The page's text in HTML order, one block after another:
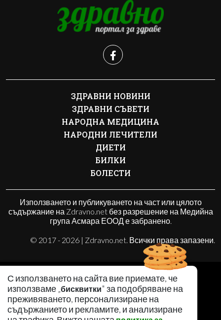
С използването на сайта вие приемате, че
използваме „бисквитки" за подобряване на
преживяването, персонализиране на
съдържанието и рекламите, и анализиране
ЗДРАВНИ НОВИНИ
ЗДРАВНИ СЪВЕТИ
НАРОДНА МЕДИЦИНА
НАРОДНИ ЛЕЧИТЕЛИ
ДИЕТИ
БИЛКИ
БОЛЕСТИ
Използването и публикуването на част или цялото
съдържание на Zdravno.net без разрешение на Медийна
група Асмара ЕООД е забранено.
© 2017 - 2026 | Zdravno.net. Всички права запазени.
КОНТАКТИ
ОБЩИ УСЛОВИЯ
ПОЛИТИКА ЗА ПОВЕРИТЕЛНОСТ